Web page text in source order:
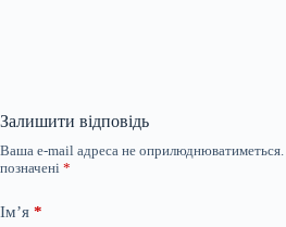
Залишити відповідь
Ваша e-mail адреса не оприлюднюватиметься.
позначені *
Ім’я *